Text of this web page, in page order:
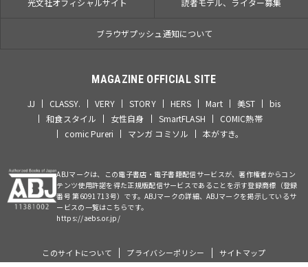
ブラウザプッシュ通知について
MAGAZINE OFFICIAL SITE
JJ CLASSY. VERY STORY HERS Mart 美ST
bis
和食スタイル
女性自身 SmartFLASH
COMIC熱帯
comic Pureri
マンガ コミソル 本がすき。
ABJマークは、この電子書店・電子書籍配信サービスが、著作権者からコン
テンツ使用許諾を得た正規版配信サービスであることを示す登録商標（登録
番号 第6091713号）です。ABJマークの詳細、ABJマークを掲示しているサ
ービスの一覧はこちらです。
https://aebs.or.jp/
このサイトについて プライバシーポリシー サイトマップ